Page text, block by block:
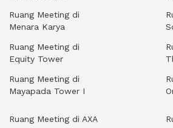
Ruang Meeting di
Menara Karya
Ruang Meeting di
Equity Tower
Ruang Meeting di
Mayapada Tower I
Ruang Meeting di AXA